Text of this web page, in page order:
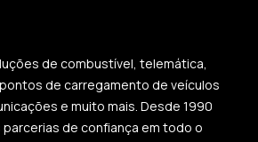
de combustível, telemática,
de carregamento de veículos
e muito mais. Desde 1990
de confiança em todo o